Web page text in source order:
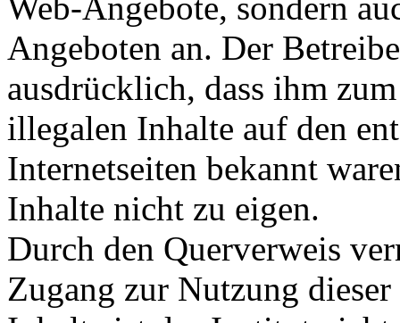
Angeboten an. Der
ausdrücklich, dass ihm
illegalen Inhalte auf den
Internetseiten bekannt
Inhalte nicht zu eigen.
Durch den Querverweis
Zugang zur Nutzung